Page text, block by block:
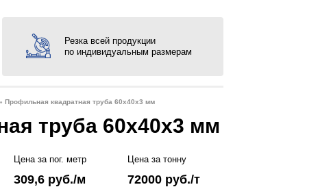
Резка всей продукции
по индивидуальным размерам
Профильная квадратная труба 60х40х3 мм
труба 60х40х3 мм
Цена за пог. метр
309,6 руб./м
Цена за тонну
72000 руб./т